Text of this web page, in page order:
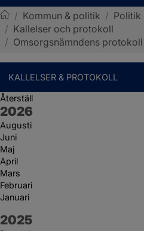
Sotenäs kommun
/ Kommun & politik / Politik
/ Kallelser och protokoll
/ Omsorgsnämndens
KALLELSER & PROTOKOLL
Återställ
År:
2026
Augusti
Juni
Maj
April
Mars
Februari
Januari
År:
2025